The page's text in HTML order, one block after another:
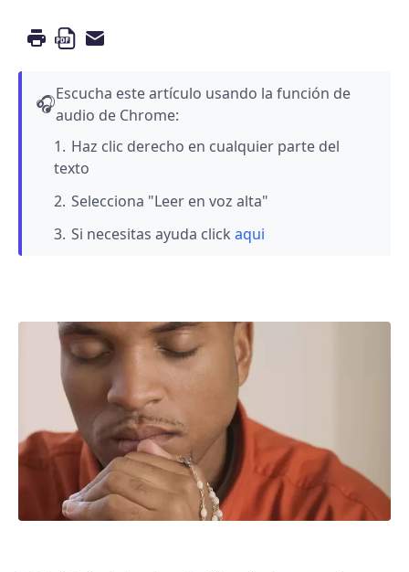
🎧Escucha este artículo usando la función de
audio de Chrome:
Haz clic derecho en cualquier parte del
texto
Selecciona "Leer en voz alta"
Si necesitas ayuda click aqui